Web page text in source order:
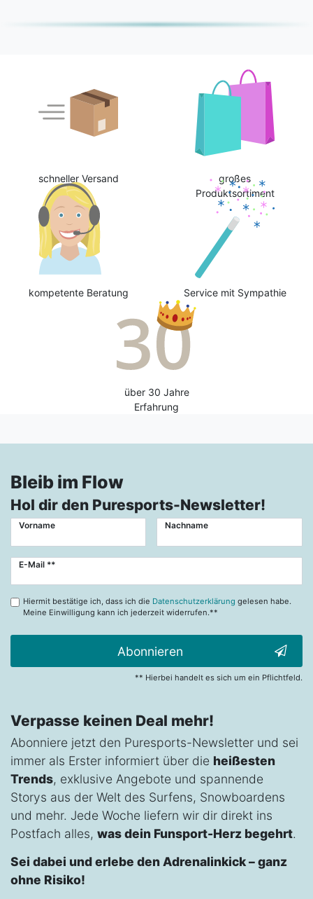
schneller Versand
großes
Produktsortiment
kompetente Beratung Service mit Sympathie
über 30 Jahre
Erfahrung
Bleib im Flow
Hol dir den Puresports-Newsletter!
Vorname Nachname
E-Mail **
Newsletter
Hiermit bestätige ich, dass ich die Datenschutzerklärung gelesen habe.
Meine Einwilligung kann ich jederzeit widerrufen.**
Abonnieren
** Hierbei handelt es sich um ein Pflichtfeld.
Verpasse keinen Deal mehr!
Abonniere jetzt den Puresports-Newsletter und sei
immer als Erster informiert über die heißesten
Trends, exklusive Angebote und spannende
Storys aus der Welt des Surfens, Snowboardens
und mehr. Jede Woche liefern wir dir direkt ins
Postfach alles, was dein Funsport-Herz begehrt.
Sei dabei und erlebe den Adrenalinkick – ganz
ohne Risiko!